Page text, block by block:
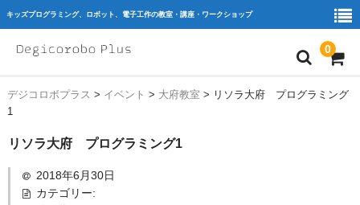
キッズプログラミング、ロボット、電子工作の教室・講座・ワークショップ
0
home
ｷｯｽﾞﾌﾟﾛｸﾞﾗﾐﾝｸﾞ
ﾜｰｸｼｮｯﾌﾟ
デジコロボプラス > イベント > 大府教室 > リソラ大府 プログラミング
1
リソラ大府 プログラミング1
2018年6月30日
カテゴリー: